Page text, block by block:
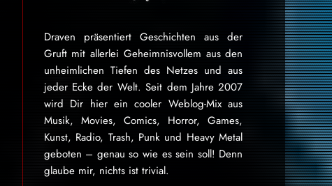
Draven präsentiert Geschichten aus der
Gruft mit allerlei Geheimnisvollem aus den
unheimlichen Tiefen des Netzes und aus
jeder Ecke der Welt. Seit dem Jahre 2007
wird Dir hier ein cooler Weblog-Mix aus
Musik, Movies, Comics, Horror, Games,
Kunst, Radio, Trash, Punk und Heavy Metal
geboten – genau so wie es sein soll! Denn
glaube mir, nichts ist trivial.